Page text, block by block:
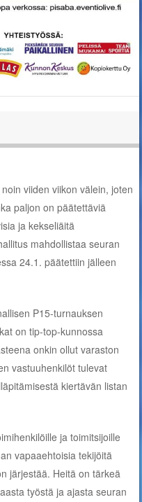
viiden viikon välein, joten
paljon on päätettäviä
ja kekseliäitä
mahdollistaa seuran
24.1. päätettiin jälleen
P15-turnauksen
on tip-top-kunnossa
onkin ollut varaston
vastuuhenkilöt tulevat
kiertävän listan
ja toimitsijoille
vapaaehtoisia tekijöitä
järjestää. Heitä on tärkeä
työstä ja ajasta seuran